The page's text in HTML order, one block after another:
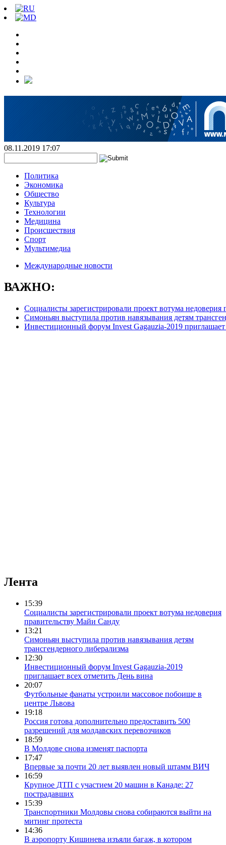
08.11.2019 17:07
Политика
Экономика
Общество
Культура
Технологии
Медицина
Происшествия
Спорт
Мультимедиа
Международные новости
ВАЖНО:
Социалисты зарегистрировали проект вотума
Симоньян выступила против навязывания детям
Инвестиционный форум Invest Gagauzia-2019
Лента
15:39
Социалисты зарегистрировали проект вотума недоверия
правительству Майи Санду
13:21
Симоньян выступила против навязывания детям
трансгендерного либерализма
12:30
Инвестиционный форум Invest Gagauzia-2019
приглашает всех отметить День вина
20:07
Футбольные фанаты устроили массовое побоище в
центре Львова
19:18
Россия готова дополнительно предоставить 500
разрешений для молдавских перевозчиков
18:59
В Молдове снова изменят паспорта
17:47
Впервые за почти 20 лет выявлен новый штамм ВИЧ
16:59
Крупное ДТП с участием 20 машин в Канаде: 27
пострадавших
15:39
Транспортники Молдовы снова собираются выйти на
митинг протеста
14:36
В аэропорту Кишинева изъяли багаж, в котором